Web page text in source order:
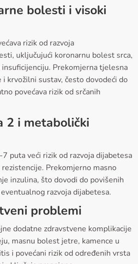
bolesti i visoki
rizik od razvoja
uključujući koronarnu bolest srca,
insuficijenciju. Prekomjerna tjelesna
krvožilni sustav, često dovodeći do
povećava rizik od srčanih
2 i metabolički
puta veći rizik od razvoja dijabetesa
Prekomjerno masno
inzulina, što dovodi do povišenih
razvoja dijabetesa.
problemi
dodatne zdravstvene komplikacije
masnu bolest jetre, kamence u
i povećani rizik od određenih vrsta